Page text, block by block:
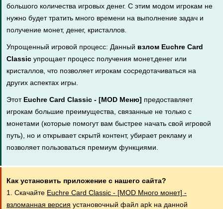
большого количества игровых денег. С этим модом игрокам не
нужно будет тратить много времени на выполнение задач и
получение монет, денег, кристаллов.
Упрощенный игровой процесс: Данный взлом Euchre Card
Classic упрощает процесс получения монет,денег или
кристаллов, что позволяет игрокам сосредотачиваться на
других аспектах игры.
Этот Euchre Card Classic - [MOD Меню] предоставляет
игрокам большие преимущества, связанные не только с
монетами (которые помогут вам быстрее начать свой игровой
путь), но и открывает скрытй контент, убирает рекламу и
позволяет пользоваться премиум функциями.
Как установить приложение с нашего сайта?
1. Скачайте Euchre Card Classic - [MOD Много монет] -
взломанная версия установочный файл apk на данной